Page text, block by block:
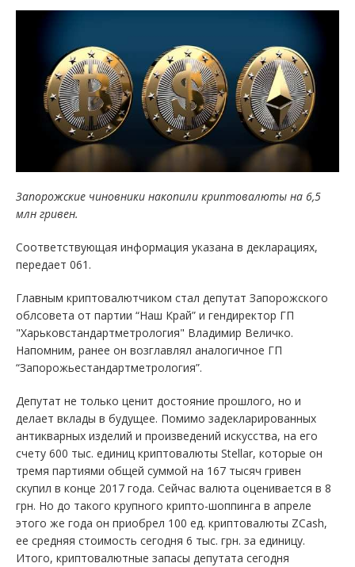
Запорожские чиновники накопили криптовалюты на 6,5
млн гривен.
Соответствующая информация указана в декларациях,
передает 061.
Главным криптовалютчиком стал депутат Запорожского
облсовета от партии “Наш Край” и гендиректор ГП
"Харьковстандартметрология" Владимир Величко.
Напомним, ранее он возглавлял аналогичное ГП
“Запорожьестандартметрология”.
Депутат не только ценит достояние прошлого, но и
делает вклады в будущее. Помимо задекларированных
антикварных изделий и произведений искусства, на его
счету 600 тыс. единиц криптовалюты Stellar, которые он
тремя партиями общей суммой на 167 тысяч гривен
скупил в конце 2017 года. Сейчас валюта оценивается в 8
грн. Но до такого крупного крипто-шоппинга в апреле
этого же года он приобрел 100 ед. криптовалюты ZCash,
ее средняя стоимость сегодня 6 тыс. грн. за единицу.
Итого, криптовалютные запасы депутата сегодня